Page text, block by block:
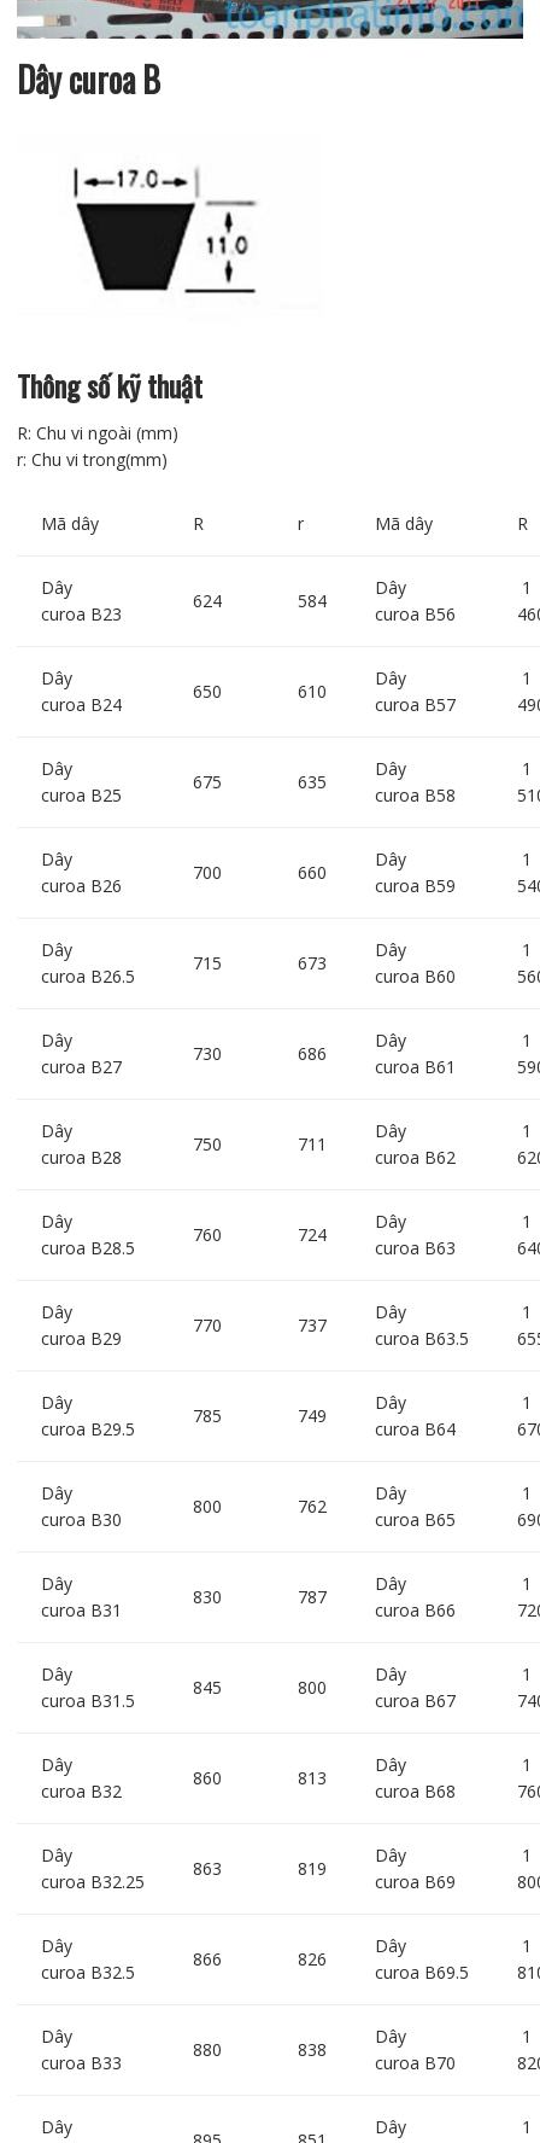
Dây curoa B
Thông số kỹ thuật
R: Chu vi ngoài (mm)
r: Chu vi trong(mm)
Mã dây R r Mã dây R
Dây
curoa B23
624 584
Dây
curoa B56
1
Dây
curoa B24
650 610
Dây
curoa B57
1
Dây
curoa B25
675 635
Dây
curoa B58
1
Dây
curoa B26
700 660
Dây
curoa B59
1
Dây
curoa B26.5
715 673
Dây
curoa B60
1
Dây
curoa B27
730 686
Dây
curoa B61
1
Dây
curoa B28
750 711
Dây
curoa B62
1
Dây
curoa B28.5
760 724
Dây
curoa B63
1
Dây
curoa B29
770 737
Dây
curoa B63.5
1
Dây
curoa B29.5
785 749
Dây
curoa B64
1
Dây
curoa B30
800 762
Dây
curoa B65
1
Dây
curoa B31
830 787
Dây
curoa B66
1
Dây
curoa B31.5
845 800
Dây
curoa B67
1
Dây
curoa B32
860 813
Dây
curoa B68
1
Dây
curoa B32.25
863 819
Dây
curoa B69
1
Dây
curoa B32.5
866 826
Dây
curoa B69.5
1
Dây
curoa B33
880 838
Dây
curoa B70
1
Dây
Dây
1